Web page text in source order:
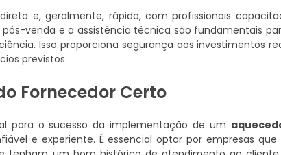
e, geralmente, rápida, com profissionais
pós-venda e a assistência técnica são fundamentais
Isso proporciona segurança aos investimentos
previstos.
Fornecedor Certo
para o sucesso da implementação de um
e experiente. É essencial optar por empresas